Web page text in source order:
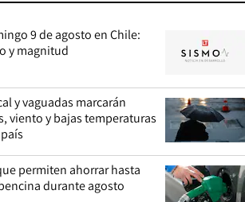
9 de agosto en Chile:
y magnitud
y vaguadas marcarán
viento y bajas temperaturas
permiten ahorrar hasta
durante agosto